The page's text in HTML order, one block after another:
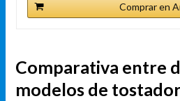
Comprar en
Comparativa entre
modelos de